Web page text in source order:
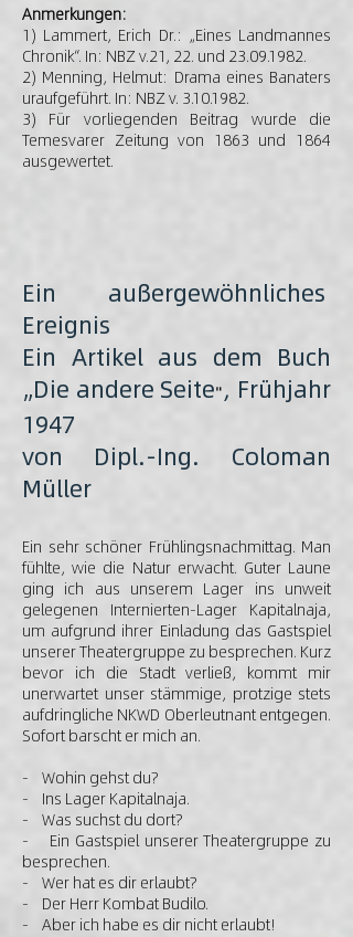
Anmerkungen:
1) Lammert, Erich Dr.: „Eines Landmannes
Chronik“. In: NBZ v.21, 22. und 23.09.1982.
2) Menning, Helmut: Drama eines Banaters
uraufgeführt. In: NBZ v. 3.10.1982.
3) Für vorliegenden Beitrag wurde die
Temesvarer Zeitung von 1863 und 1864
ausgewertet.
Ein außergewöhnliches
Ereignis
Ein Artikel aus dem Buch
„Die andere Seite", Frühjahr
1947
von Dipl.-Ing. Coloman
Müller
Ein sehr schöner Frühlingsnachmittag. Man
fühlte, wie die Natur erwacht. Guter Laune
ging ich aus unserem Lager ins unweit
gelegenen Internierten-Lager Kapitalnaja,
um aufgrund ihrer Einladung das Gastspiel
unserer Theatergruppe zu besprechen. Kurz
bevor ich die Stadt verließ, kommt mir
unerwartet unser stämmige, protzige stets
aufdringliche NKWD Oberleutnant entgegen.
Sofort barscht er mich an.
- Wohin gehst du?
- Ins Lager Kapitalnaja.
- Was suchst du dort?
- Ein Gastspiel unserer Theatergruppe zu
besprechen.
- Wer hat es dir erlaubt?
- Der Herr Kombat Budilo.
- Aber ich habe es dir nicht erlaubt!